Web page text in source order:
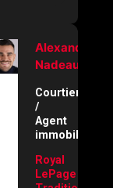
Alexandre
Nadeau
Courtier
/
Agent
immobilier
Royal
LePage